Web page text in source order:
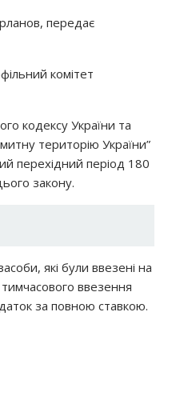
передає
комітет
кодексу України та
територію України”
перехідний період 180
закону.
які були ввезені на
ввезення
за повною ставкою.